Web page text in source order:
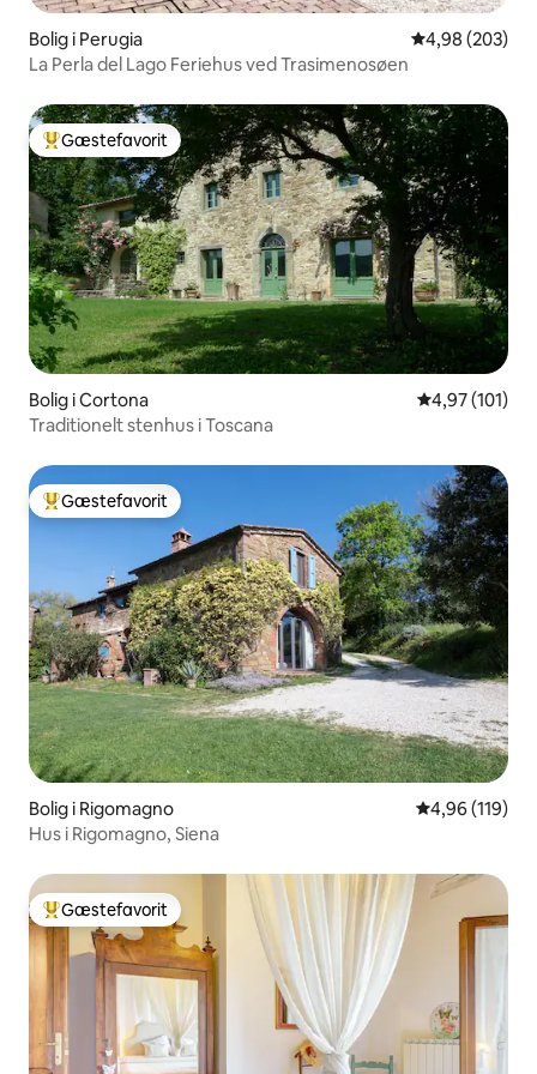
Bolig i Perugia 4,98 ud af 5 i
4,98 (203)
La Perla del Lago Feriehus ved Trasimenosøen
Bedste gæstefavorit
Gæstefavorit
Bolig i Cortona 4,97 ud af 5 i
4,97 (101)
Traditionelt stenhus i Toscana
Bedste gæstefavorit
Gæstefavorit
Bolig i Rigomagno 4,96 ud af 5 i
4,96 (119)
Hus i Rigomagno, Siena
Bedste gæstefavorit
Gæstefavorit